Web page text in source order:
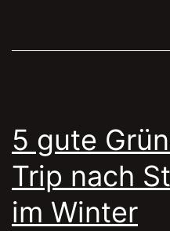
5 gute
Trip nach
im Winter